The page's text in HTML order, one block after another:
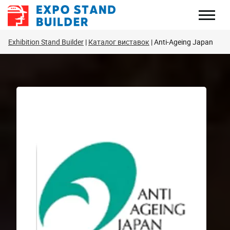
Перейти
Exhibition Stand Builder Каталог виставок Anti-Ageing Japan